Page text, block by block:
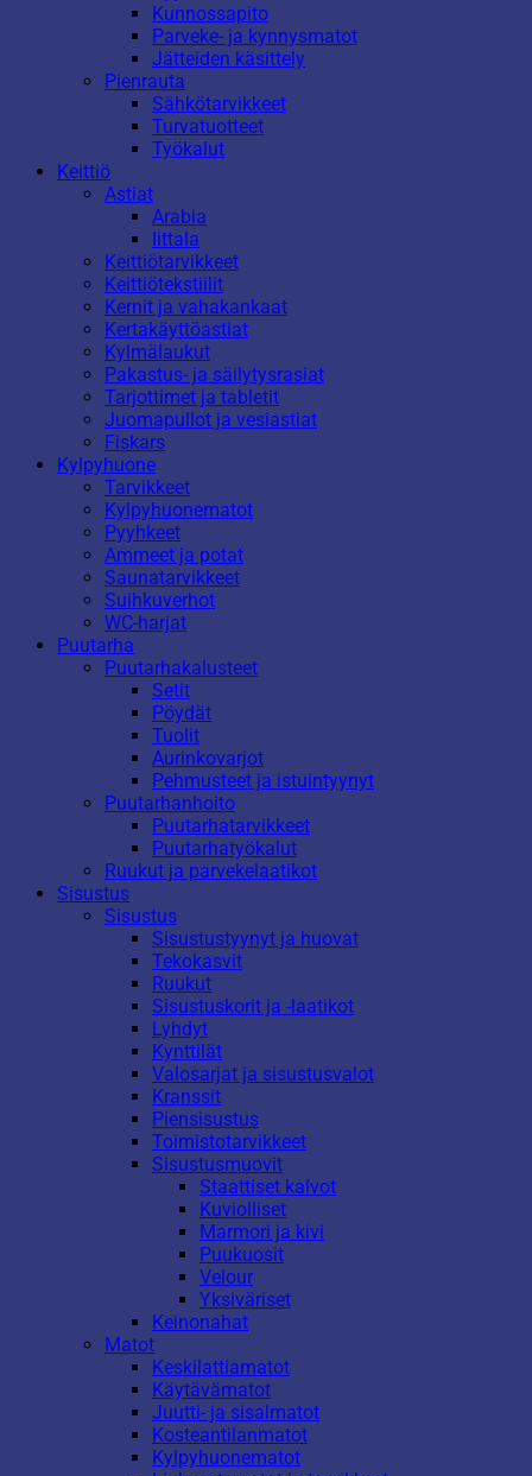
Kunnossapito
Parveke- ja kynnysmatot
Jätteiden käsittely
Pienrauta
Sähkötarvikkeet
Turvatuotteet
Työkalut
Keittiö
Astiat
Arabia
Iittala
Keittiötarvikkeet
Keittiötekstiilit
Kernit ja vahakankaat
Kertakäyttöastiat
Kylmälaukut
Pakastus- ja säilytysrasiat
Tarjottimet ja tabletit
Juomapullot ja vesiastiat
Fiskars
Kylpyhuone
Tarvikkeet
Kylpyhuonematot
Pyyhkeet
Ammeet ja potat
Saunatarvikkeet
Suihkuverhot
WC-harjat
Puutarha
Puutarhakalusteet
Setit
Pöydät
Tuolit
Aurinkovarjot
Pehmusteet ja istuintyynyt
Puutarhanhoito
Puutarhatarvikkeet
Puutarhatyökalut
Ruukut ja parvekelaatikot
Sisustus
Sisustus
Sisustustyynyt ja huovat
Tekokasvit
Ruukut
Sisustuskorit ja -laatikot
Lyhdyt
Kynttilät
Valosarjat ja sisustusvalot
Kranssit
Piensisustus
Toimistotarvikkeet
Sisustusmuovit
Staattiset kalvot
Kuviolliset
Marmori ja kivi
Puukuosit
Velour
Yksiväriset
Keinonahat
Matot
Keskilattiamatot
Käytävämatot
Juutti- ja sisalmatot
Kosteantilanmatot
Kylpyhuonematot